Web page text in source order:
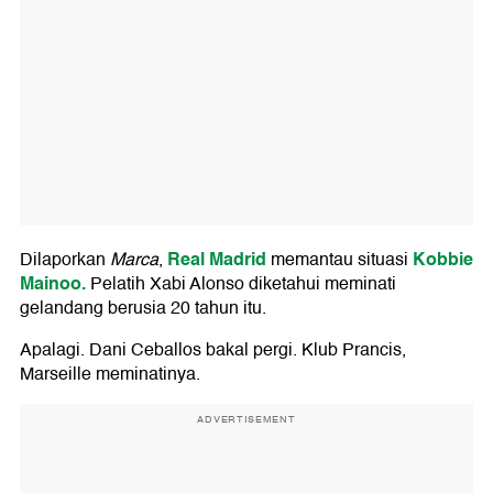
Dilaporkan Marca, Real Madrid memantau situasi Kobbie
Mainoo.Pelatih Xabi Alonso diketahui meminati
gelandang berusia 20 tahun itu.
Apalagi. Dani Ceballos bakal pergi. Klub Prancis,
Marseille meminatinya.
ADVERTISEMENT